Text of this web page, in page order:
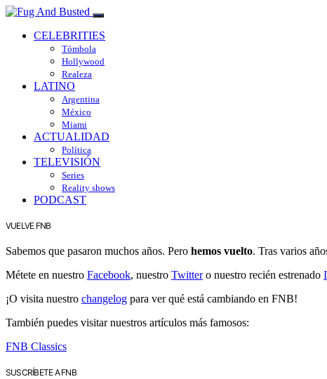
CELEBRITIES
Tómbola
Hollywood
Realeza
LATINO
Argentina
México
Miami
ACTUALIDAD
Política
TELEVISIÓN
Series
Reality shows
PODCAST
VUELVE FNB
Sabemos que pasaron muchos años. Pero hemos vuelto. Tras varios
Métete en nuestro Facebook, nuestro Twittero nuestro recién estrenado
¡O visita nuestro changelog para ver qué está cambiando en FNB!
También puedes visitar nuestros artículos más famosos:
FNB Classics
SUSCRÍBETE A FNB